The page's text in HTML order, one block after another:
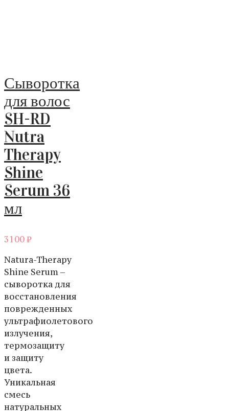
Сыворотка
для волос
SH-RD
Nutra
Therapy
Shine
Serum 36
мл
3100₽
Natura-Therapy
Shine Serum –
сыворотка для
восстановления
поврежденных
ультрафиолетового
излучения,
термозащиту
и защиту
цвета.
Уникальная
смесь
натуральных